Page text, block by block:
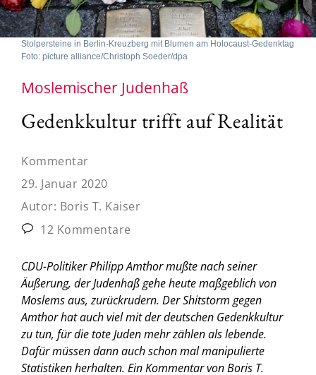
Stolpersteine in Berlin-Kreuzberg mit Blumen am Holocaust-Gedenktag
Foto: picture alliance/Christoph Soeder/dpa
Moslemischer Judenhaß
Gedenkkultur trifft auf Realität
Kommentar
29. Januar 2020
Autor: Boris T. Kaiser
12 Kommentare
CDU-Politiker Philipp Amthor mußte nach seiner
Äußerung, der Judenhaß gehe heute maßgeblich von
Moslems aus, zurückrudern. Der Shitstorm gegen
Amthor hat auch viel mit der deutschen Gedenkkultur
zu tun, für die tote Juden mehr zählen als lebende.
Dafür müssen dann auch schon mal manipulierte
Statistiken herhalten. Ein Kommentar von Boris T.